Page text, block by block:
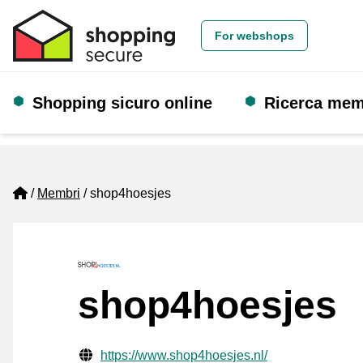
For webshops
Shopping sicuro online Ricerca
Home
Membri shop4hoesjes
shop4hoesjes
Informazioni di contatto verificate
Website URL
https://www.shop4hoesjes.nl/